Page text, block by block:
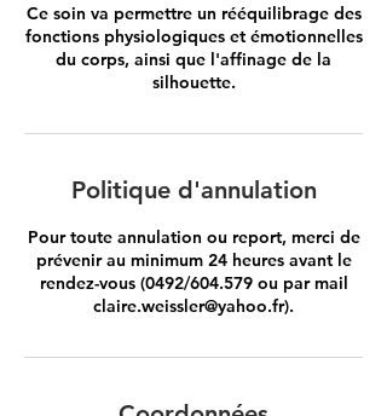
Ce soin va permettre un rééquilibrage des
fonctions physiologiques et émotionnelles
du corps, ainsi que l'affinage de la
silhouette.
Politique d'annulation
Pour toute annulation ou report, merci de
prévenir au minimum 24 heures avant le
rendez-vous (0492/604.579 ou par mail
claire.weissler@yahoo.fr).